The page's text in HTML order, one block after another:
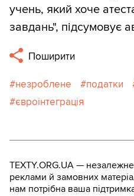
учень, який хоче
завдань", підсумовує
Поширити
незроблене податки
євроінтеграція
TEXTY.ORG.UA —
реклами й замовних
нам потрібна ваша